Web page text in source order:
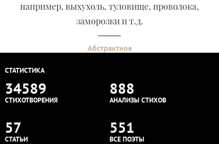
например, выхухоль, туловище, проволока,
заморозки и т.д.
Абстрактное
СТАТИСТИКА
34589
СТИХОТВОРЕНИЯ
888
АНАЛИЗЫ СТИХОВ
57
СТАТЬИ
551
ВСЕ ПОЭТЫ